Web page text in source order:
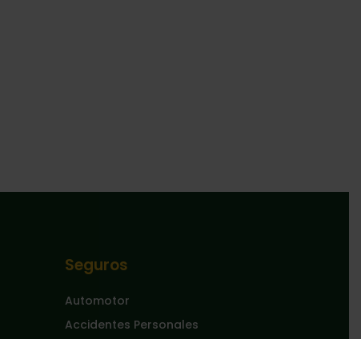
Seguros
Automotor
Accidentes Personales